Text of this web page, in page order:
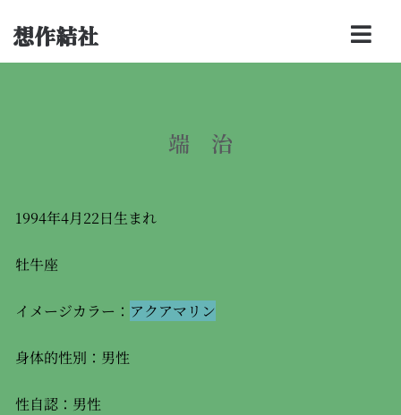
想作結社
端 治
1994年4月22日生まれ
牡牛座
イメージカラー： アクアマリン
身体的性別：男性
性自認：男性